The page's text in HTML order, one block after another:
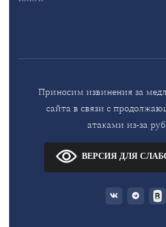
Приносим извинения за
сайта в связи с
атаками из-за
ВЕРСИЯ ДЛЯ